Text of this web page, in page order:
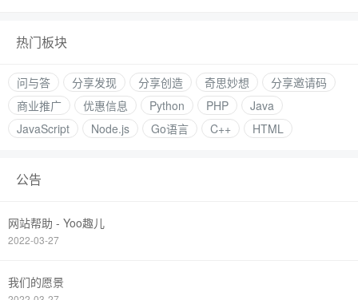
热门板块
问与答 分享发现 分享创造 奇思妙想
分享邀请码
商业推广
优惠信息 Python PHP
Java
JavaScript
Node.js Go语言 C++ HTML
公告
网站帮助 - Yoo趣儿
2022-03-27
我们的愿景